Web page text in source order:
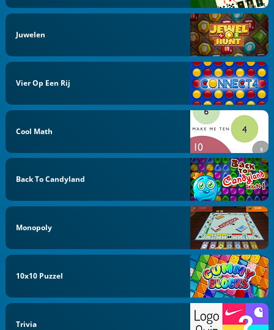
Juwelen
Vier Op Een Rij
Cool Math
Back To Candyland
Monopoly
10x10 Puzzel
Trivia